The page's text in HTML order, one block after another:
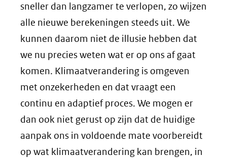
sneller dan langzamer te verlopen, zo wijzen
alle nieuwe berekeningen steeds uit. We
kunnen daarom niet de illusie hebben dat
we nu precies weten wat er op ons af gaat
komen. Klimaatverandering is omgeven
met onzekerheden en dat vraagt een
continu en adaptief proces. We mogen er
dan ook niet gerust op zijn dat de huidige
aanpak ons in voldoende mate voorbereidt
op wat klimaatverandering kan brengen, in